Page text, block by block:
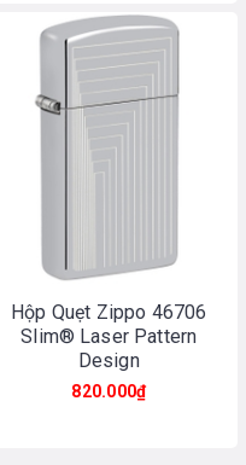
Hộp Quẹt Zippo 46706
Slim® Laser Pattern
Design
820.000₫